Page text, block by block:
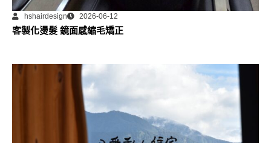
hshairdesign 2026-06-12
客製化燙髮 鏡面感縮毛矯正